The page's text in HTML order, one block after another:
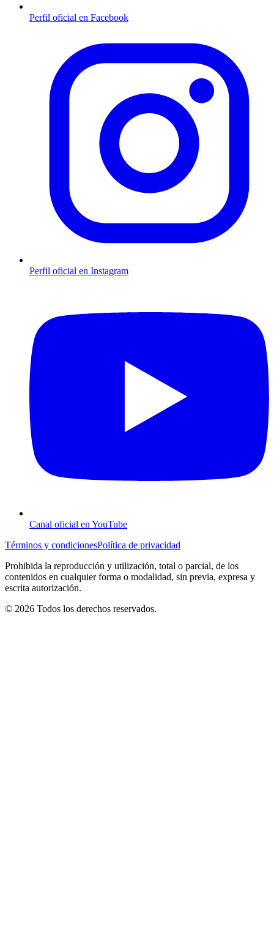
Perfil oficial en Facebook
Perfil oficial en Instagram
Canal oficial en YouTube
Términos y condicionesPolítica de privacidad
Prohibida la reproducción y utilización, total o parcial, de los
contenidos en cualquier forma o modalidad, sin previa, expresa y
escrita autorización.
© 2026 Todos los derechos reservados.